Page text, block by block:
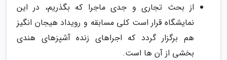
از بحث تجاری و جدی ماجرا که بگذریم، در این
نمایشگاه قرار است کلی مسابقه و رویداد هیجان انگیز
هم برگزار گردد که اجراهای زنده آشپزهای هندی
بخشی از آن ها است.